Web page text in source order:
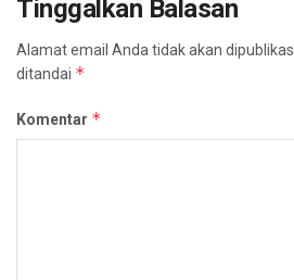
Tinggalkan Balasan
Alamat email Anda tidak akan
ditandai *
Komentar *